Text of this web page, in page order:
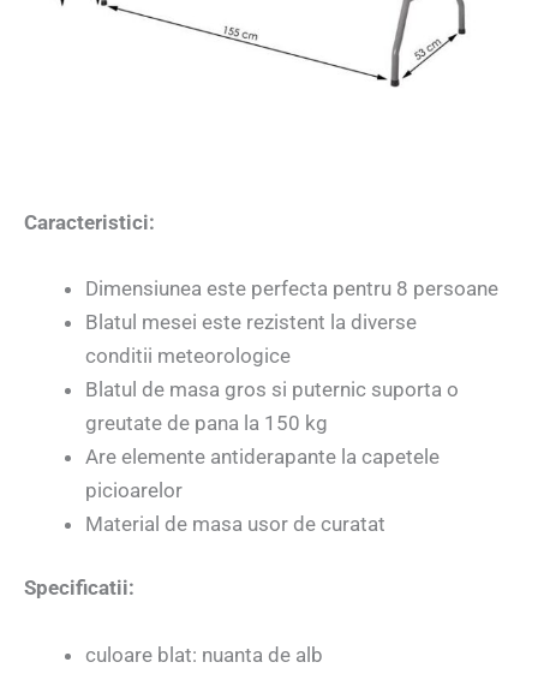
Caracteristici:
Dimensiunea este perfecta pentru 8 persoane
Blatul mesei este rezistent la diverse
conditii meteorologice
Blatul de masa gros si puternic suporta o
greutate de pana la 150 kg
Are elemente antiderapante la capetele
picioarelor
Material de masa usor de curatat
Specificatii:
culoare blat: nuanta de alb